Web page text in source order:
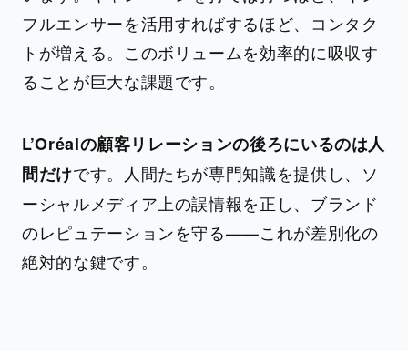
フルエンサーを活用すればするほど、コンタク
トが増える。このボリュームを効率的に吸収す
ることが巨大な課題です。
L’Oréalの顧客リレーションの後ろにいるのは人
間だけです。人間たちが専門知識を提供し、ソ
ーシャルメディア上の誤情報を正し、ブランド
のレピュテーションを守る——これが差別化の
絶対的な鍵です。